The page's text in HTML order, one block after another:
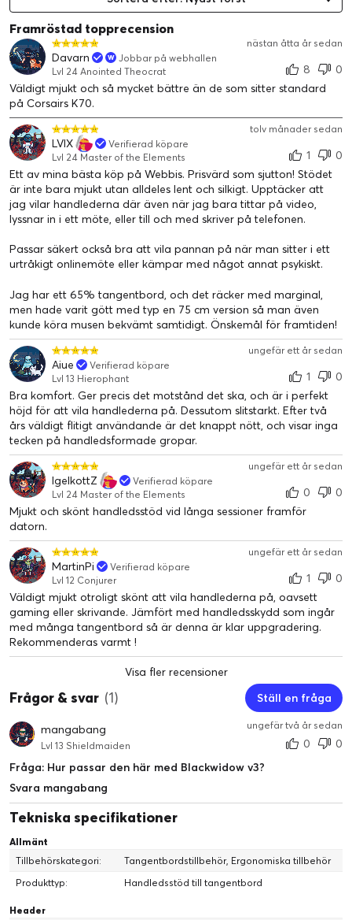
Framröstad topprecension
nästan åtta år sedan
Davarn
Jobbar på webhallen
Lvl 24 Anointed Theocrat
8
0
Väldigt mjukt och så mycket bättre än de som sitter standard
på Corsairs K70.
tolv månader sedan
LVIX
Verifierad köpare
Lvl 24 Master of the Elements
1
0
Ett av mina bästa köp på Webbis. Prisvärd som sjutton! Stödet
är inte bara mjukt utan alldeles lent och silkigt. Upptäcker att
jag vilar handlederna där även när jag bara tittar på video,
lyssnar in i ett möte, eller till och med skriver på telefonen.
Passar säkert också bra att vila pannan på när man sitter i ett
urtråkigt onlinemöte eller kämpar med något annat psykiskt.
Jag har ett 65% tangentbord, och det räcker med marginal,
men hade varit gött med typ en 75 cm version så man även
kunde köra musen bekvämt samtidigt. Önskemål för framtiden!
ungefär ett år sedan
Aiue
Verifierad köpare
Lvl 13 Hierophant
1
0
Bra komfort. Ger precis det motstånd det ska, och är i perfekt
höjd för att vila handlederna på. Dessutom slitstarkt. Efter två
års väldigt flitigt användande är det knappt nött, och visar inga
tecken på handledsformade gropar.
ungefär ett år sedan
IgelkottZ
Verifierad köpare
Lvl 24 Master of the Elements
0
0
Mjukt och skönt handledsstöd vid långa sessioner framför
datorn.
ungefär ett år sedan
MartinPi
Verifierad köpare
Lvl 12 Conjurer
1
0
Väldigt mjukt otroligt skönt att vila handlederna på, oavsett
gaming eller skrivande. Jämfört med handledsskydd som ingår
med många tangentbord så är denna är klar uppgradering.
Rekommenderas varmt !
Visa fler recensioner
Frågor & svar (1) Ställ en fråga
mangabang
Lvl 13 Shieldmaiden
ungefär två år sedan
0
0
Fråga: Hur passar den här med Blackwidow v3?
Svara mangabang
Tekniska specifikationer
Allmänt
Tillbehörskategori:
Tangentbordstillbehör, Ergonomiska tillbehör
Produkttyp:
Handledsstöd till tangentbord
Header